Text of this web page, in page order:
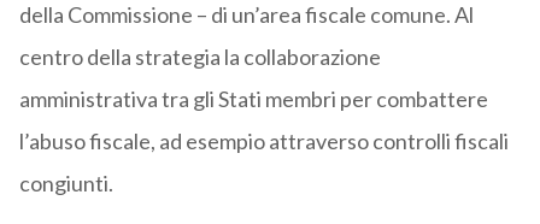
della Commissione – di un’area fiscale comune. Al
centro della strategia la collaborazione
amministrativa tra gli Stati membri per combattere
l’abuso fiscale, ad esempio attraverso controlli fiscali
congiunti.